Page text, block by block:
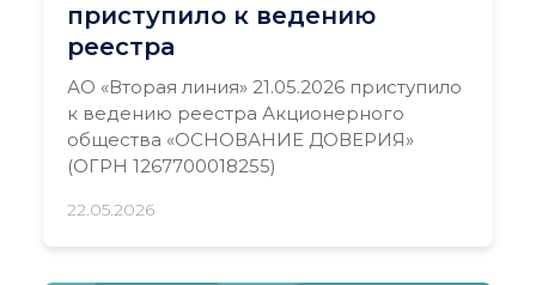
приступило к ведению
реестра
АО «Вторая линия» 21.05.2026 приступило
к ведению реестра Акционерного
общества «ОСНОВАНИЕ ДОВЕРИЯ»
(ОГРН 1267700018255)
22.05.2026